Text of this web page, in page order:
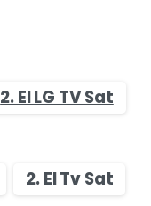
2. El LG TV Sat
2. El Tv Sat